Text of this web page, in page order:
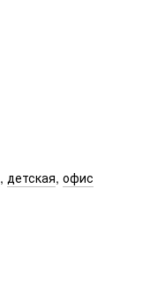
, детская, офис